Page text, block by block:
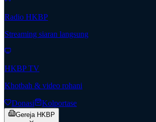
Radio HKBP
Streaming siaran langsung
HKBP TV
Khotbah & video rohani
Donasi Kolportase
Gereja HKBP